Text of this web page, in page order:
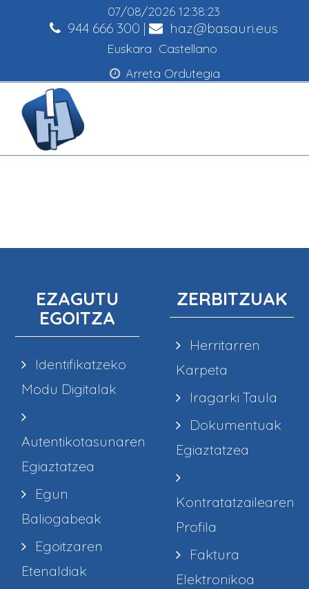
07/08/2026 12:38:24
944 666 300 | haz@basauri.eus
Euskara Castellano
Arreta Ordutegia
EZAGUTU
EGOITZA
Identifikatzeko
Modu Digitalak
Autentikotasunaren
Egiaztatzea
Egun
Baliogabeak
Egoitzaren
Etenaldiak
ZERBITZUAK
Herritarren
Karpeta
Iragarki Taula
Dokumentuak
Egiaztatzea
Kontratatzailearen
Profila
Faktura
Elektronikoa